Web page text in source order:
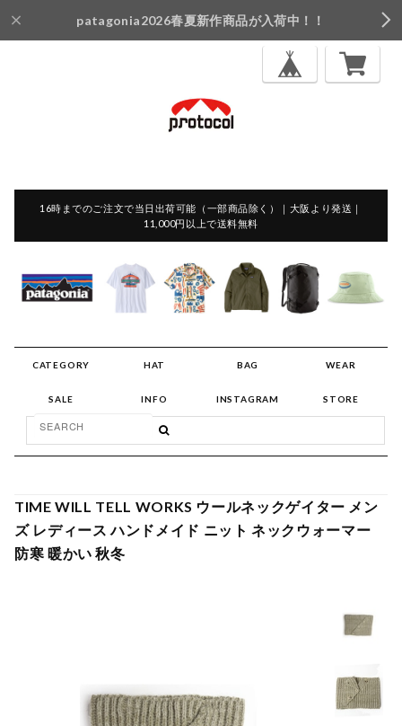
patagonia2026春夏新作商品が入荷中！！
16時までのご注文で当日出荷可能（一部商品除く）｜大阪より発送｜
11,000円以上で送料無料
CATEGORY HAT BAG WEAR
SALE INFO INSTAGRAM STORE
TIME WILL TELL WORKS ウールネックゲイター メン
ズ レディース ハンドメイド ニット ネックウォーマー
防寒 暖かい 秋冬